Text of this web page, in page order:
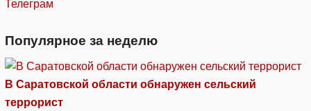
Телеграм
Популярное за неделю
В Саратовской области обнаружен сельский
террорист